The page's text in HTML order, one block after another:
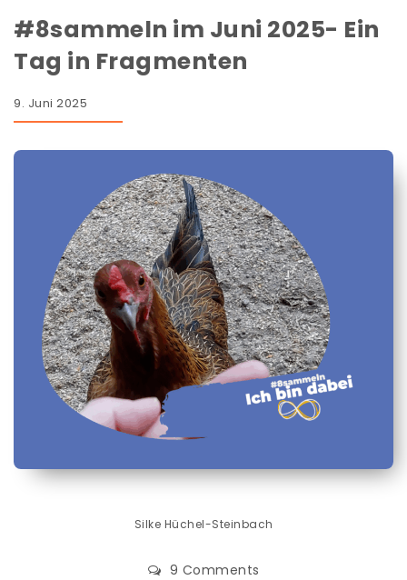
#8sammeln im Juni 2025- Ein
Tag in Fragmenten
9. Juni 2025
Silke Hüchel-Steinbach
9 Comments